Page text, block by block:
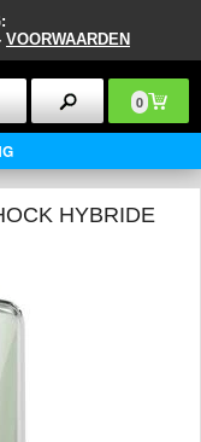
VOORWAARDEN
0
HYBRIDE